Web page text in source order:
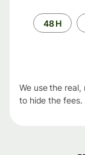
Time
period
48 H
We use the
to hide the fees.